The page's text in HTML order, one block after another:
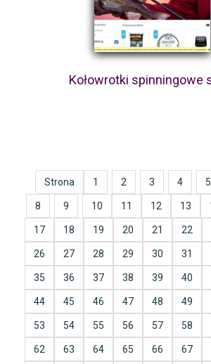
Kołowrotki spinningowe
Strona 1 2 3 4 5
8 9 10 11 12 13
17 18 19 20 21 22
26 27 28 29 30 31
35 36 37 38 39 40
44 45 46 47 48 49
53 54 55 56 57 58
62 63 64 65 66 67